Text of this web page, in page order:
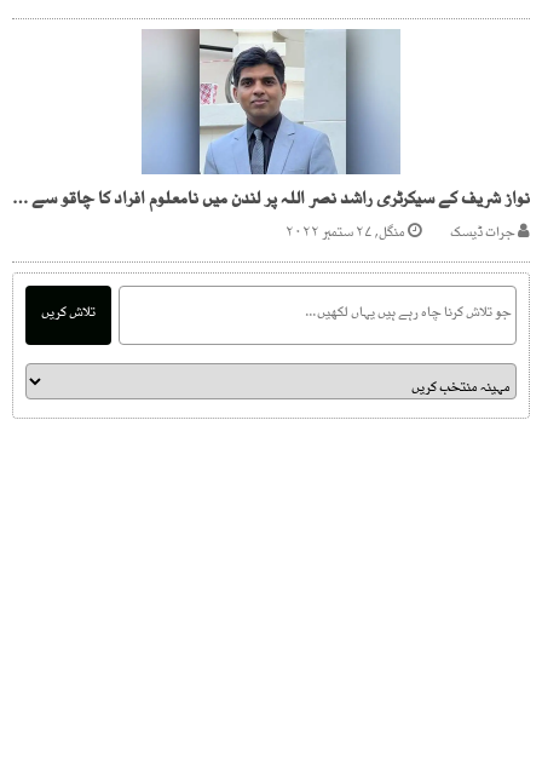
نواز شریف کے سیکرٹری راشد نصر اللہ پر لندن میں نامعلوم افراد کا چاقو سے حملہ
جرات ڈیسک منگل, ۲۷ ستمبر ۲۰۲۲
تلاش کریں